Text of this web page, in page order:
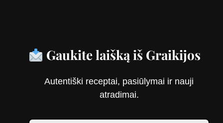
Gaukite laišką iš Graikijos
Autentiški receptai, pasiūlymai ir nauji
atradimai.